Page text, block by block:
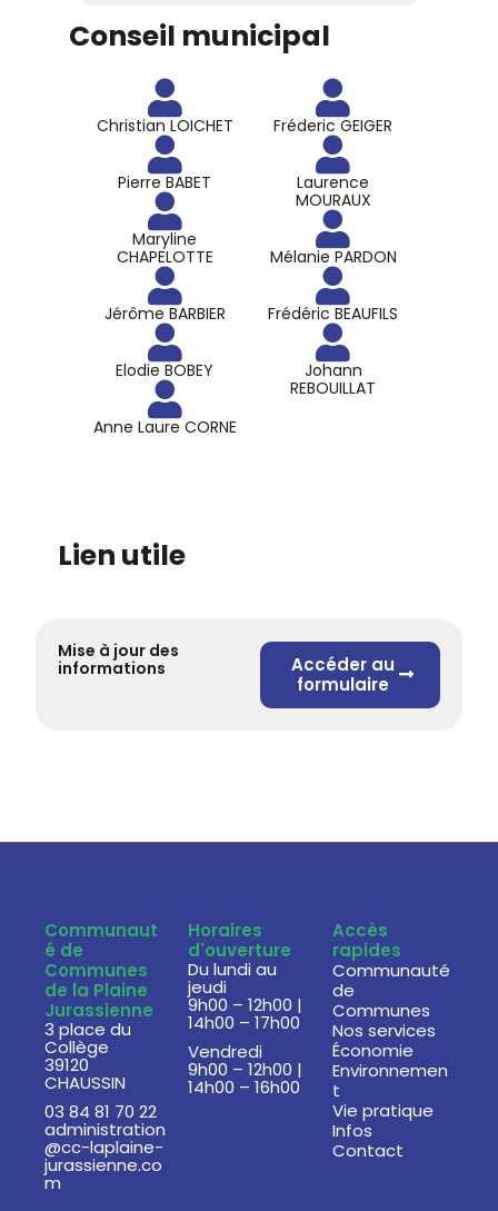
Conseil municipal
Christian LOICHET
Pierre BABET
Maryline
CHAPELOTTE
Jérôme BARBIER
Elodie BOBEY
Anne Laure CORNE
Fréderic GEIGER
Laurence
MOURAUX
Mélanie PARDON
Frédéric BEAUFILS
Johann
REBOUILLAT
Lien utile
Mise à jour des
informations
Accéder au
formulaire
Communaut
é de
Communes
de la Plaine
Jurassienne
3 place du
Collège
39120
CHAUSSIN
03 84 81 70 22
administration
@cc-laplaine-
jurassienne.co
m
Horaires
d'ouverture
Du lundi au
jeudi
9h00 – 12h00 |
14h00 – 17h00
Vendredi
9h00 – 12h00 |
14h00 – 16h00
Accès
rapides
Communauté
de
Communes
Nos services
Économie
Environnemen
t
Vie pratique
Infos
Contact